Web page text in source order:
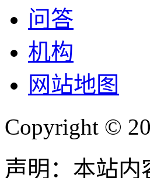
问答
机构
网站地图
Copyright ©
声明：本站内